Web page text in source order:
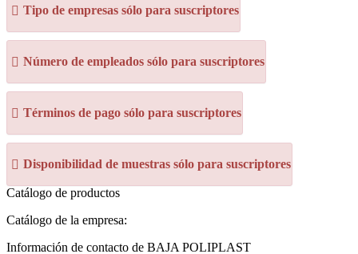
Tipo de empresas sólo para suscriptores
Número de empleados sólo para suscriptores
Términos de pago sólo para suscriptores
Disponibilidad de muestras sólo para suscriptores
Catálogo de productos
Catálogo de la empresa:
Información de contacto de BAJA POLIPLAST